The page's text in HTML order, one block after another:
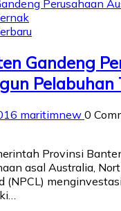
Gandeng
Pelabuhan
maritimnew 0
Provinsi
asal Australia,
(NPCL)